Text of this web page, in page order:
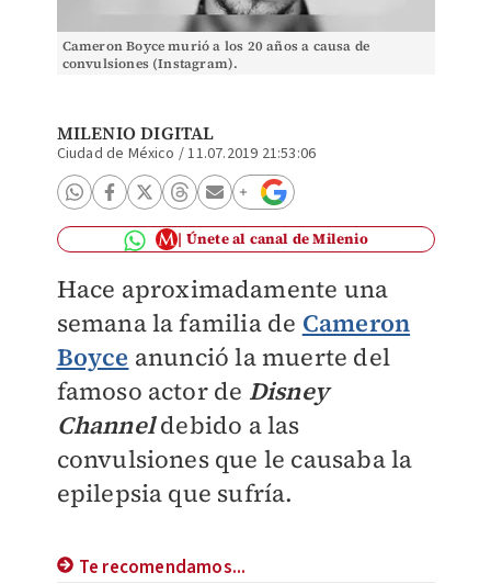
Cameron Boyce murió a los 20 años a causa de
convulsiones (Instagram).
MILENIO DIGITAL
Ciudad de México /11.07.2019 21:53:06
Únete al canal de Milenio
Hace aproximadamente una
semana la familia de Cameron
Boyce anunció la muerte del
famoso actor de Disney
Channeldebido a las
convulsiones que le causaba la
epilepsia que sufría.
Te recomendamos...